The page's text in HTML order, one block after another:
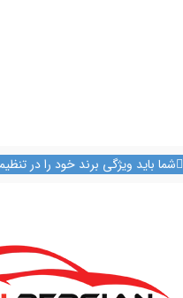
09124847876
شما باید ویژگی برند خود را در